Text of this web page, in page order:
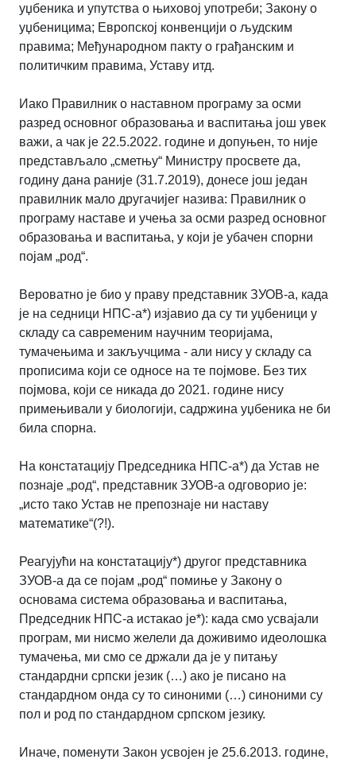
уџбеника и упутства о њиховој употреби; Закону о
уџбеницима; Европској конвенцији о људским
правима; Међународном пакту о грађанским и
политичким правима, Уставу итд.
Иако Правилник о наставном програму за осми
разред основног образовања и васпитања још увек
важи, а чак је 22.5.2022. године и допуњен, то није
представљало „сметњу“ Министру просвете да,
годину дана раније (31.7.2019), донесе још један
правилник мало другачијег назива: Правилник о
програму наставе и учења за осми разред основног
образовања и васпитања, у који је убачен спорни
појам „род“.
Вероватно је био у праву представник ЗУОВ-а, када
је на седници НПС-а*) изјавио да су ти уџбеници у
складу са савременим научним теоријама,
тумачењима и закључцима - али нису у складу са
прописима који се односе на те појмове. Без тих
појмова, који се никада до 2021. године нису
примењивали у биологији, садржина уџбеника не би
била спорна.
На констатацију Председника НПС-а*) да Устав не
познаје „род“, представник ЗУОВ-а одговорио је:
„исто тако Устав не препознаје ни наставу
математике“(?!).
Реагујући на констатацију*) другог представника
ЗУОВ-а да се појам „род“ помиње у Закону о
основама система образовања и васпитања,
Председник НПС-а истакао је*): када смо усвајали
програм, ми нисмо желели да доживимо идеолошка
тумачења, ми смо се држали да је у питању
стандардни српски језик (…) ако је писано на
стандардном онда су то синоними (…) синоними су
пол и род по стандардном српском језику.
Иначе, поменути Закон усвојен је 25.6.2013. године,